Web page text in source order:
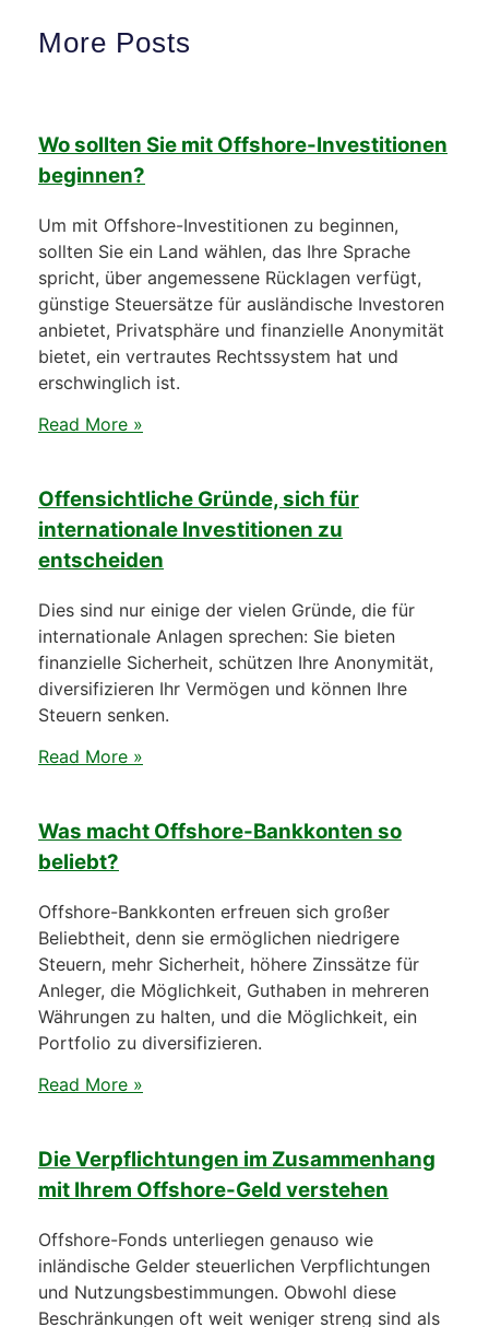
More Posts
Wo sollten Sie mit Offshore-Investitionen
beginnen?
Um mit Offshore-Investitionen zu beginnen,
sollten Sie ein Land wählen, das Ihre Sprache
spricht, über angemessene Rücklagen verfügt,
günstige Steuersätze für ausländische Investoren
anbietet, Privatsphäre und finanzielle Anonymität
bietet, ein vertrautes Rechtssystem hat und
erschwinglich ist.
Read More »
Offensichtliche Gründe, sich für
internationale Investitionen zu
entscheiden
Dies sind nur einige der vielen Gründe, die für
internationale Anlagen sprechen: Sie bieten
finanzielle Sicherheit, schützen Ihre Anonymität,
diversifizieren Ihr Vermögen und können Ihre
Steuern senken.
Read More »
Was macht Offshore-Bankkonten so
beliebt?
Offshore-Bankkonten erfreuen sich großer
Beliebtheit, denn sie ermöglichen niedrigere
Steuern, mehr Sicherheit, höhere Zinssätze für
Anleger, die Möglichkeit, Guthaben in mehreren
Währungen zu halten, und die Möglichkeit, ein
Portfolio zu diversifizieren.
Read More »
Die Verpflichtungen im Zusammenhang
mit Ihrem Offshore-Geld verstehen
Offshore-Fonds unterliegen genauso wie
inländische Gelder steuerlichen Verpflichtungen
und Nutzungsbestimmungen. Obwohl diese
Beschränkungen oft weit weniger streng sind als